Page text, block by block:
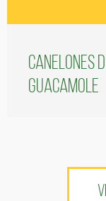
Canelones
guacamole